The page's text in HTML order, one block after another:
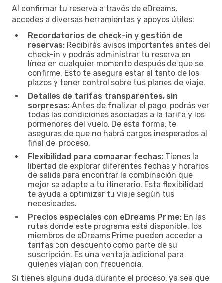
Al confirmar tu reserva a través de eDreams,
accedes a diversas herramientas y apoyos útiles:
Recordatorios de check-in y gestión de
reservas: Recibirás avisos importantes antes del
check-in y podrás administrar tu reserva en
línea en cualquier momento después de que se
confirme. Esto te asegura estar al tanto de los
plazos y tener control sobre tus planes de viaje.
Detalles de tarifas transparentes, sin
sorpresas: Antes de finalizar el pago, podrás ver
todas las condiciones asociadas a la tarifa y los
pormenores del vuelo. De esta forma, te
aseguras de que no habrá cargos inesperados al
final del proceso.
Flexibilidad para comparar fechas: Tienes la
libertad de explorar diferentes fechas y horarios
de salida para encontrar la combinación que
mejor se adapte a tu itinerario. Esta flexibilidad
te ayuda a optimizar tu viaje según tus
necesidades.
Precios especiales con eDreams Prime: En las
rutas donde este programa está disponible, los
miembros de eDreams Prime pueden acceder a
tarifas con descuento como parte de su
suscripción. Es una ventaja adicional para
quienes viajan con frecuencia.
Si tienes alguna duda durante el proceso, ya sea que